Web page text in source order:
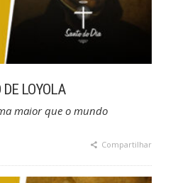
LOYOLA
maior que o mundo
Compartilhar